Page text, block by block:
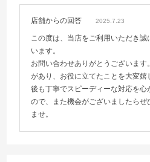
店舗からの回答 2025.7.23
この度は、当店をご利用いただき誠
います。
お問い合わせありがとうございます
があり、お役に立てたことを大変嬉
後も丁寧でスピーディーな対応を心
ので、また機会がございましたらぜ
ませ。